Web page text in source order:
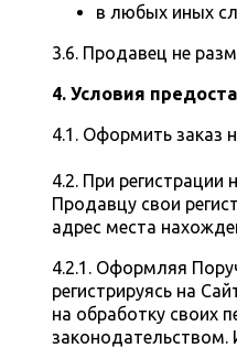
в любых иных
3.6. Продавец не
4. Условия
4.1. Оформить заказ
4.2. При
Продавцу свои
адрес места
4.2.1. Оформляя
регистрируясь на
на обработку своих
законодательством.